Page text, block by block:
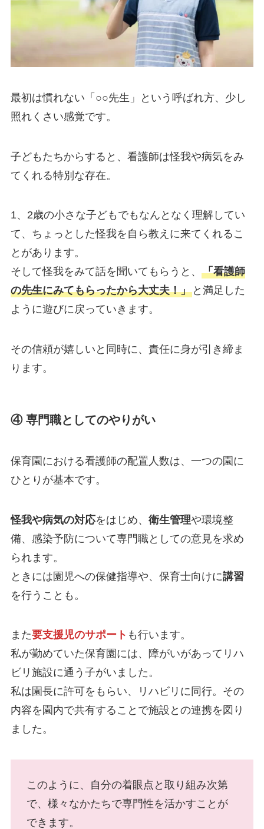
最初は慣れない「○○先生」という呼ばれ方、少し
照れくさい感覚です。
子どもたちからすると、看護師は怪我や病気をみ
てくれる特別な存在。
1、2歳の小さな子どもでもなんとなく理解してい
て、ちょっとした怪我を自ら教えに来てくれるこ
とがあります。
そして怪我をみて話を聞いてもらうと、 「看護師
の先生にみてもらったから大丈夫！」と満足した
ように遊びに戻っていきます。
その信頼が嬉しいと同時に、責任に身が引き締ま
ります。
④ 専門職としてのやりがい
保育園における看護師の配置人数は、一つの園に
ひとりが基本です。
怪我や病気の対応をはじめ、 衛生管理や環境整
備、感染予防について専門職としての意見を求め
られます。
ときには園児への保健指導や、保育士向けに講習
を行うことも。
また要支援児のサポート も行います。
私が勤めていた保育園には、障がいがあってリハ
ビリ施設に通う子がいました。
私は園長に許可をもらい、リハビリに同行。その
内容を園内で共有することで施設との連携を図り
ました。
このように、自分の着眼点と取り組み次第
で、様々なかたちで専門性を活かすことが
できます。